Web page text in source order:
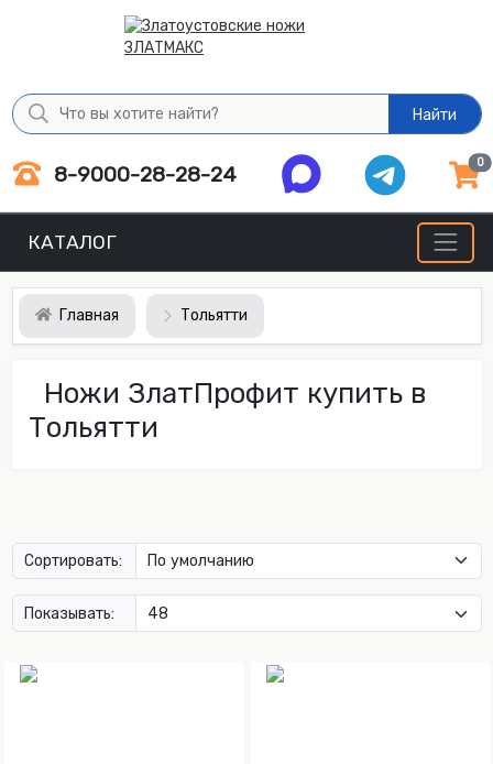
Найти
8-9000-28-28-24 0
КАТАЛОГ
Главная Тольятти
Ножи ЗлатПрофит купить в
Тольятти
Сортировать:
Показывать: